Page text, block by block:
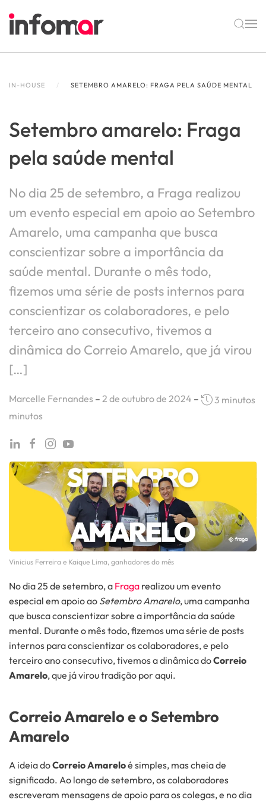
Skip to main content
IN-HOUSE SETEMBRO AMARELO: FRAGA PELA SAÚDE MENTAL
Setembro amarelo: Fraga
pela saúde mental
No dia 25 de setembro, a Fraga realizou
um evento especial em apoio ao Setembro
Amarelo, uma campanha que busca
conscientizar sobre a importância da
saúde mental. Durante o mês todo,
fizemos uma série de posts internos para
conscientizar os colaboradores, e pelo
terceiro ano consecutivo, tivemos a
dinâmica do Correio Amarelo, que já virou
[…]
Marcelle Fernandes – 2 de outubro de 2024 –
3 minutos
minutos
Vinicius Ferreira e Kaique Lima, ganhadores do mês
No dia 25 de setembro, a Fraga realizou um evento
especial em apoio ao Setembro Amarelo, uma campanha
que busca conscientizar sobre a importância da saúde
mental. Durante o mês todo, fizemos uma série de posts
internos para conscientizar os colaboradores, e pelo
terceiro ano consecutivo, tivemos a dinâmica doCorreio
Amarelo, que já virou tradição por aqui.
Correio Amarelo e o Setembro
Amarelo
A ideia doCorreio Amareloé simples, mas cheia de
significado. Ao longo de setembro, os colaboradores
escreveram mensagens de apoio para os colegas, e no dia